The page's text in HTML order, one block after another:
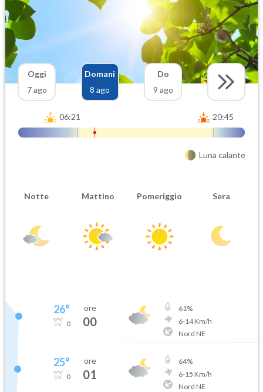
Oggi
7 ago
Domani
8 ago
Do
9 ago
06:21 20:45
Luna calante
Notte Mattino Pomeriggio Sera
26°
0
ore
00
61%
6-14Km/h
Nord NE
25°
0
ore
01
64%
6-15 Km/h
Nord NE